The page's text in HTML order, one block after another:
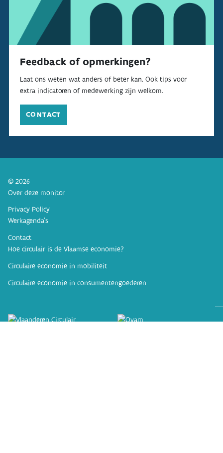
Feedback of opmerkingen?
Laat ons weten wat anders of beter kan. Ook tips voor
extra indicatoren of medewerking zijn welkom.
CONTACT
© 2026
Over deze monitor
Privacy Policy
Werkagenda’s
Contact
Hoe circulair is de Vlaamse economie?
Circulaire economie in mobiliteit
Circulaire economie in consumentengoederen